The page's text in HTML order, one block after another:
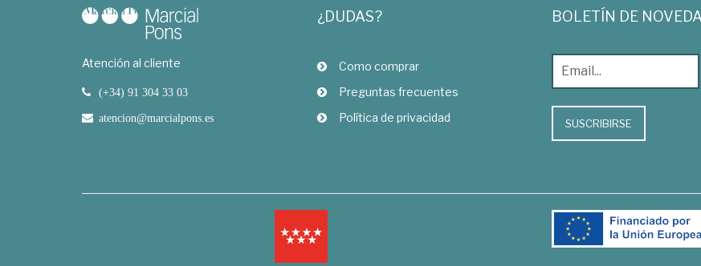
Atención al cliente
(+34) 91 304 33 03
atencion@marcialpons.es
¿DUDAS?
Como comprar
Preguntas frecuentes
Política de privacidad
BOLETÍN DE
SUSCRIBIRSE